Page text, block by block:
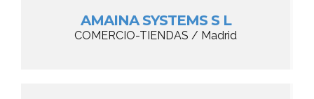
AMAINA SYSTEMS S L
COMERCIO-TIENDAS / Madrid